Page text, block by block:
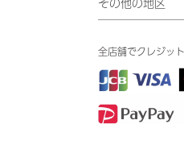
全店舗でクレジッ